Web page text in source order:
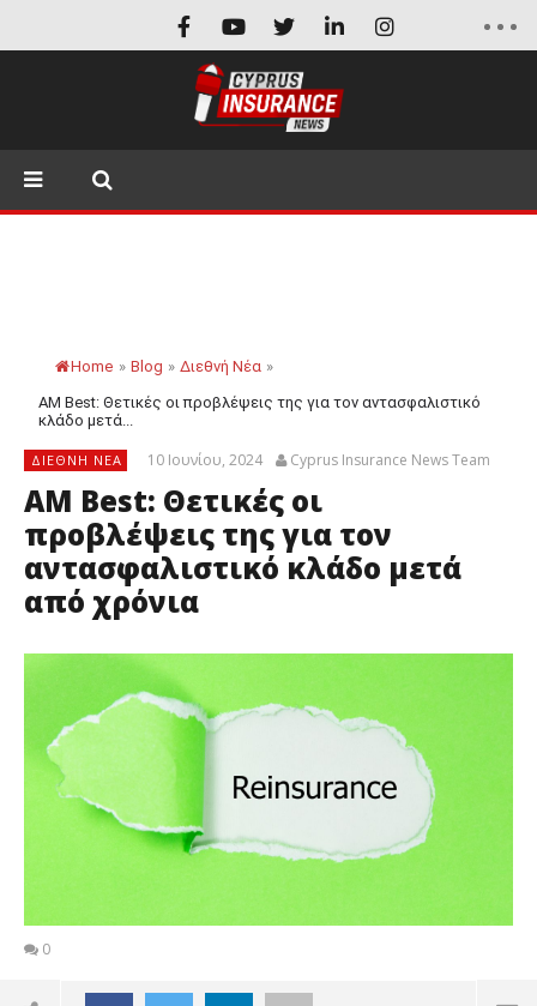
Home » Blog » Διεθνή Νέα »
AM Best: Θετικές οι προβλέψεις της για τον αντασφαλιστικό
κλάδο μετά...
ΔΙΕΘΝΉ ΝΈΑ 10 Ιουνίου, 2024 Cyprus Insurance News Team
AM Best: Θετικές οι
προβλέψεις της για τον
αντασφαλιστικό κλάδο μετά
από χρόνια
0